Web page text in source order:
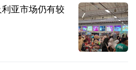
亚市场仍有较